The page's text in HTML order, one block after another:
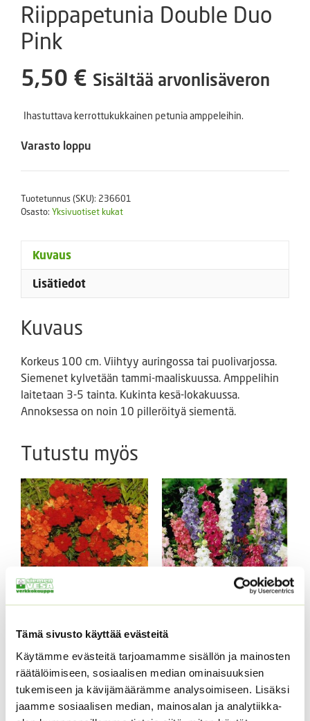
Tämä sivusto käyttää evästeitä
Käytämme evästeitä tarjoamamme sisällön ja mainosten
räätälöimiseen, sosiaalisen median ominaisuuksien
tukemiseen ja kävijämäärämme analysoimiseen. Lisäksi
jaamme sosiaalisen median, mainosalan ja analytiikka-
Riippapetunia Double Duo
Pink
5,50 € Sisältää arvonlisäveron
Ihastuttava kerrottukukkainen petunia amppeleihin.
Varasto loppu
Tuotetunnus (SKU): 236601
Osasto: Yksivuotiset kukat
Kuvaus
Lisätiedot
Kuvaus
Korkeus 100 cm. Viihtyy auringossa tai puolivarjossa.
Siemenet kylvetään tammi-maaliskuussa. Amppelihin
laitetaan 3-5 tainta. Kukinta kesä-lokakuussa.
Annoksessa on noin 10 pilleröityä siementä.
Tutustu myös
Cosmic mix.
ALE!
4,20
Alkuperäinen
hinta
oli:
3,20 €Nykyinen
hinta
on:
Sisältää
sekoitus
3,00€ Sisältää arvonlisäveron